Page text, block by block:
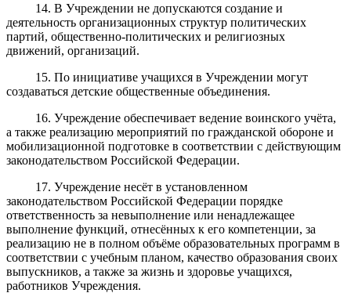
14. В Учреждении не допускаются создание и
деятельность организационных структур политических
партий, общественно-политических и религиозных
движений, организаций.
15. По инициативе учащихся в Учреждении могут
создаваться детские общественные объединения.
16. Учреждение обеспечивает ведение воинского учёта,
а также реализацию мероприятий по гражданской обороне и
мобилизационной подготовке в соответствии с действующим
законодательством Российской Федерации.
17. Учреждение несёт в установленном
законодательством Российской Федерации порядке
ответственность за невыполнение или ненадлежащее
выполнение функций, отнесённых к его компетенции, за
реализацию не в полном объёме образовательных программ в
соответствии с учебным планом, качество образования своих
выпускников, а также за жизнь и здоровье учащихся,
работников Учреждения.